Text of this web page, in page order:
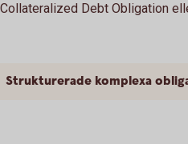
Debt Obligation
Strukturerade komplexa